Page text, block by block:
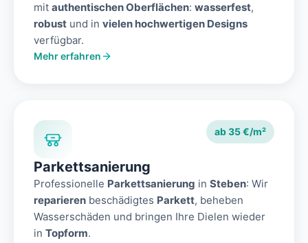
mit authentischen Oberflächen: wasserfest,
robust und in vielen hochwertigen Designs
verfügbar.
Mehr erfahren
ab 35 €/m²
Parkettsanierung
Professionelle Parkettsanierung in Steben: Wir
reparieren beschädigtes Parkett, beheben
Wasserschäden und bringen Ihre Dielen wieder
in Topform.